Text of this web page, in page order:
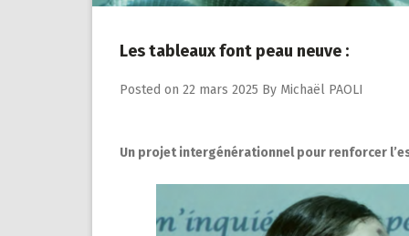
Les tableaux font peau neuve :
Posted on 22 mars 2025 By Michaël PAOLI
Un projet intergénérationnel pour renforcer